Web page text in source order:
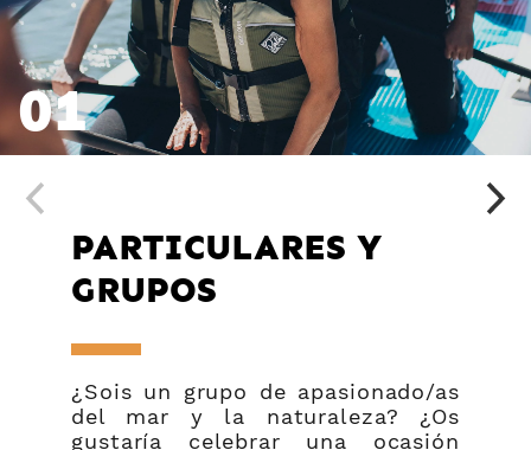
01
PARTICULARES Y
GRUPOS
¿Sois un grupo de apasionado/as
del mar y la naturaleza? ¿Os
gustaría celebrar una ocasión